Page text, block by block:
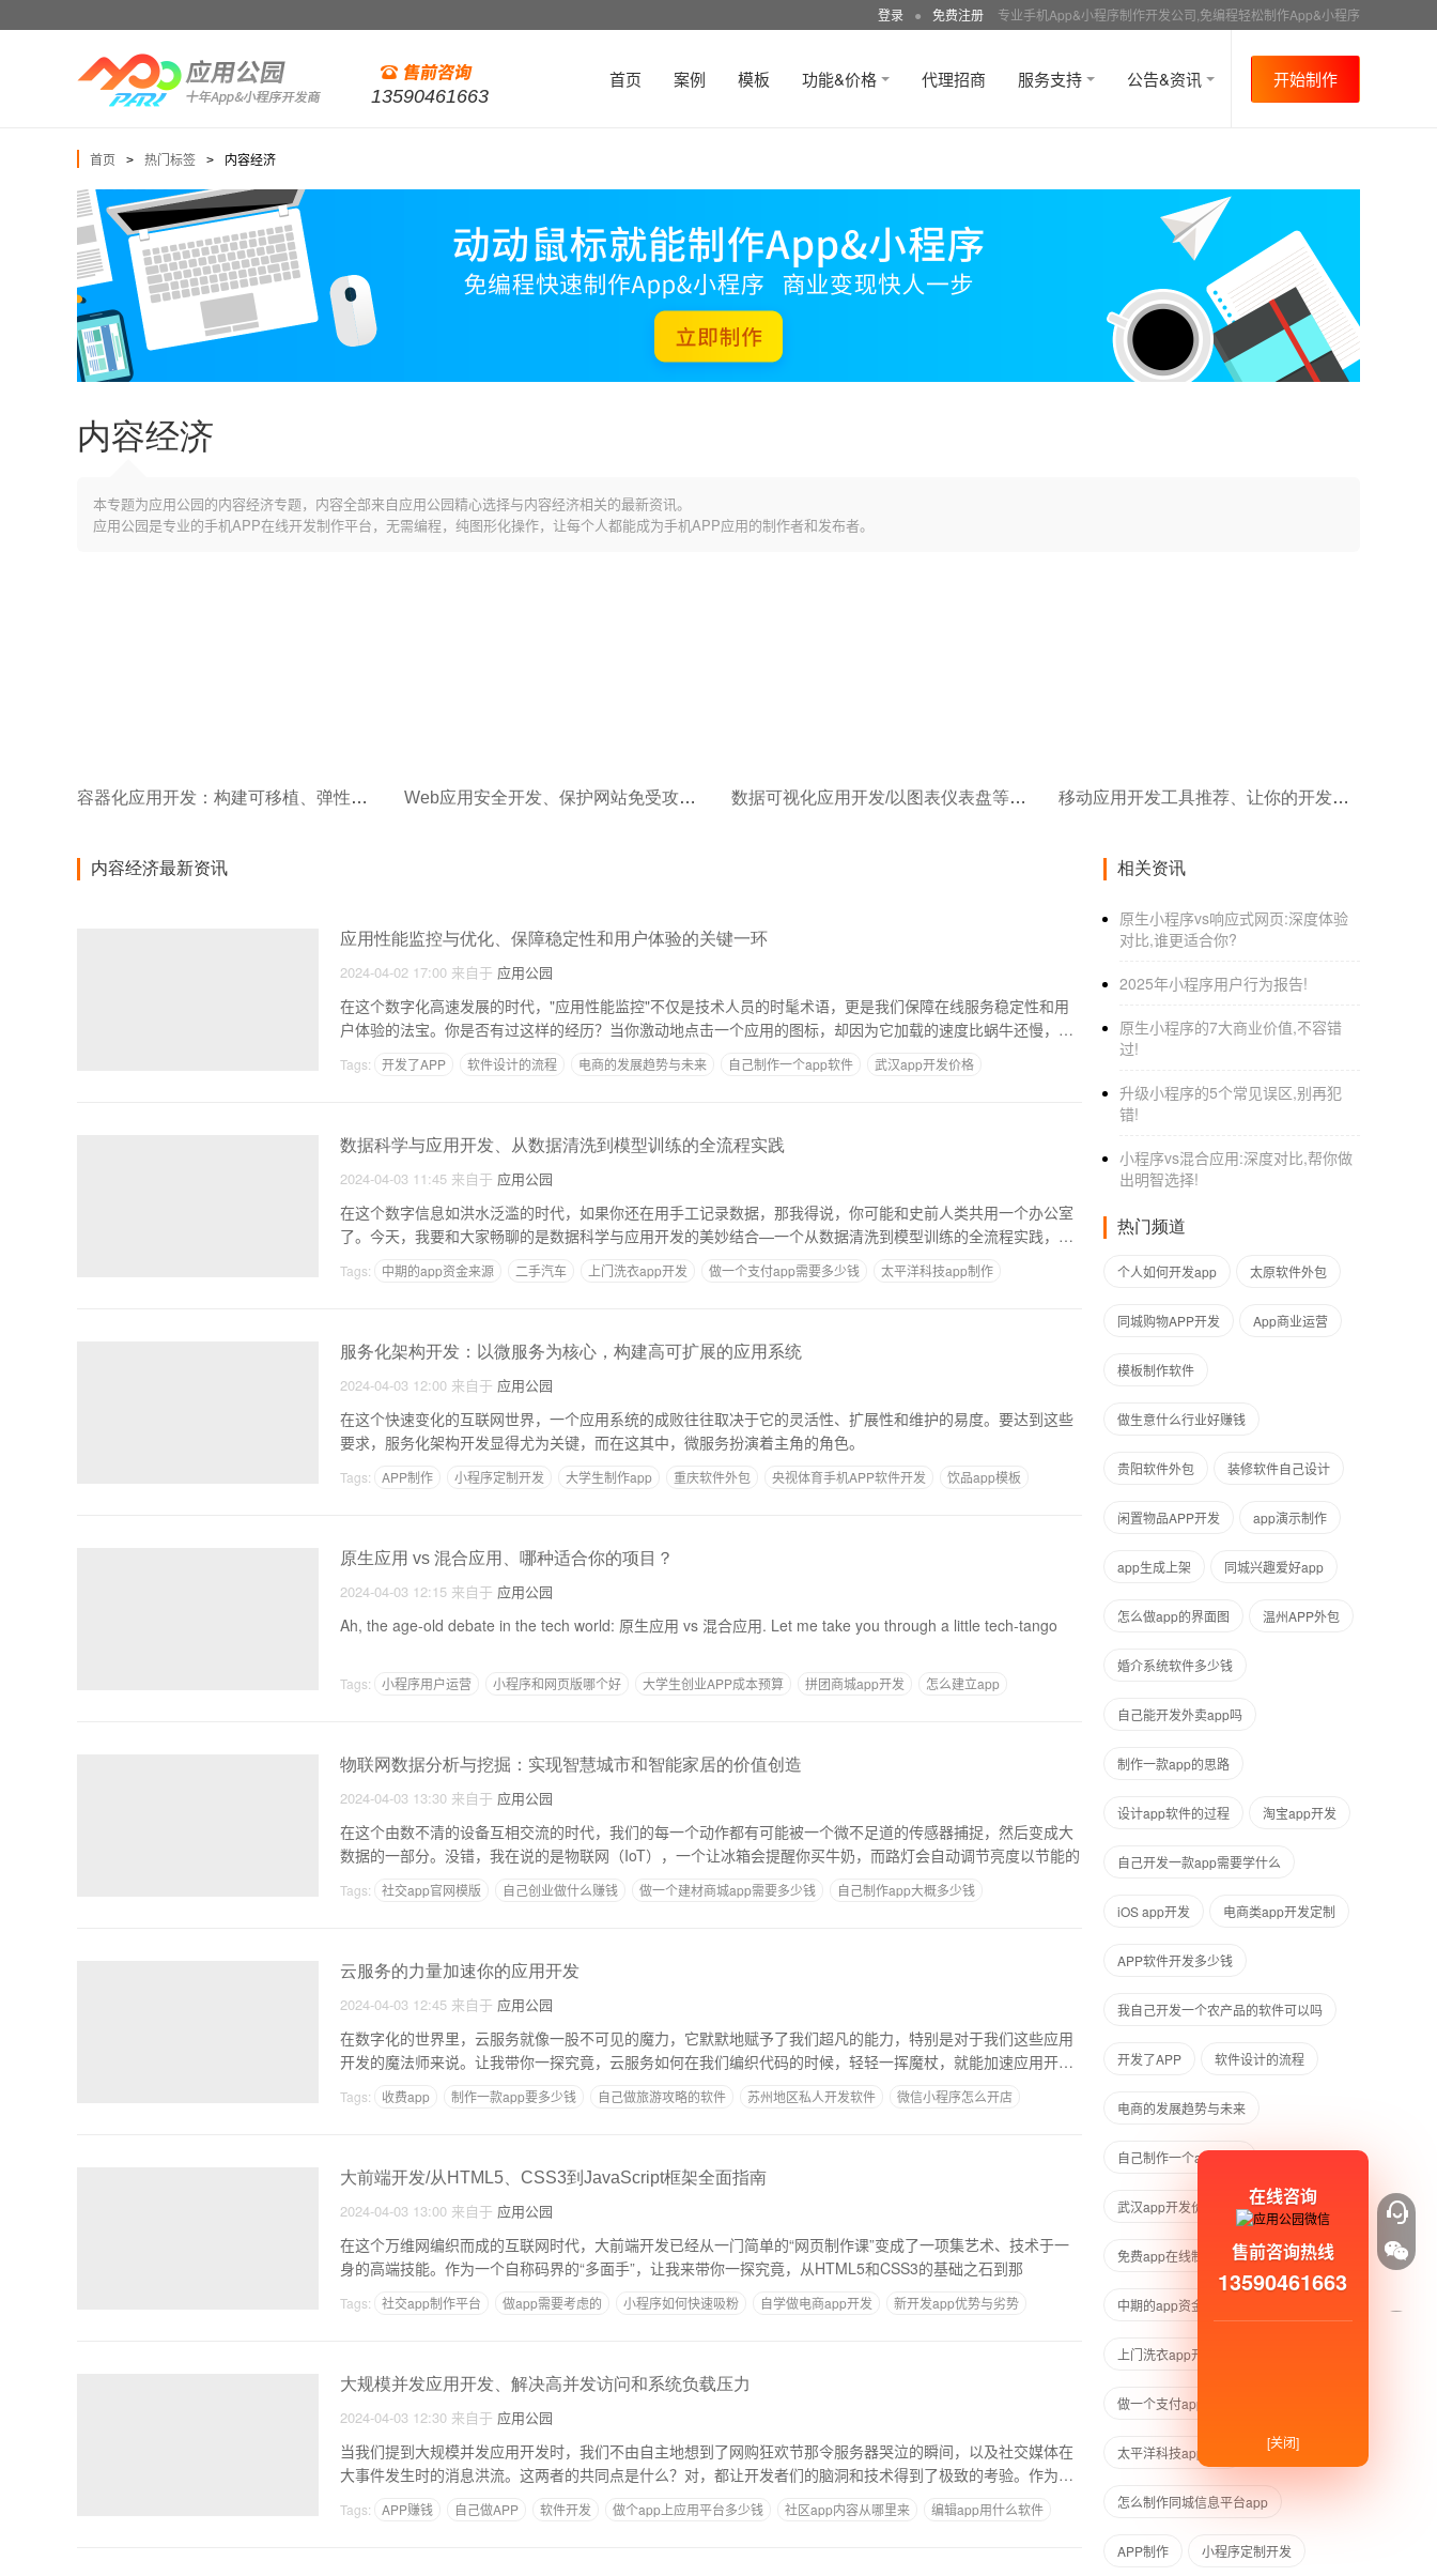
登录 ● 免费注册 专业手机App&小程序制作开发公司,免编程轻松制作App&小程序
13590461663
首页 案例 模板 功能&价格 代理招商 服务支持 公告&资讯 开始制作
首页 > 热门标签 > 内容经济
内容经济
本专题为应用公园的内容经济专题，内容全部来自应用公园精心选择与内容经济相关的最新资讯。
应用公园是专业的手机APP在线开发制作平台，无需编程，纯图形化操作，让每个人都能成为手机APP应用的制作者和发布者。
容器化应用开发：构建可移植、弹性伸缩的应用架构 Web应用安全开发、保护网站免受攻击的关键措施 数据可视化应用开发/以图表仪表盘等形式展示数据洞察 移动应用开发工具推荐、让你的开发更高效、更便捷
内容经济最新资讯
应用性能监控与优化、保障稳定性和用户体验的关键一环
2024-04-02 17:00 来自于 应用公园
在这个数字化高速发展的时代，"应用性能监控"不仅是技术人员的时髦术语，更是我们保障在线服务稳定性和用
户体验的法宝。你是否有过这样的经历？当你激动地点击一个应用的图标，却因为它加载的速度比蜗牛还慢，而
Tags: 开发了APP 软件设计的流程 电商的发展趋势与未来 自己制作一个app软件
武汉app开发价格
数据科学与应用开发、从数据清洗到模型训练的全流程实践
2024-04-03 11:45 来自于 应用公园
在这个数字信息如洪水泛滥的时代，如果你还在用手工记录数据，那我得说，你可能和史前人类共用一个办公室
了。今天，我要和大家畅聊的是数据科学与应用开发的美妙结合—一个从数据清洗到模型训练的全流程实践，这
Tags: 中期的app资金来源 二手汽车 上门洗衣app开发 做一个支付app需要多少钱
太平洋科技app制作
服务化架构开发：以微服务为核心，构建高可扩展的应用系统
2024-04-03 12:00 来自于 应用公园
在这个快速变化的互联网世界，一个应用系统的成败往往取决于它的灵活性、扩展性和维护的易度。要达到这些
要求，服务化架构开发显得尤为关键，而在这其中，微服务扮演着主角的角色。
Tags: APP制作 小程序定制开发 大学生制作app 重庆软件外包 央视体育手机APP软件开发 饮品app模板
原生应用 vs 混合应用、哪种适合你的项目？
2024-04-03 12:15 来自于 应用公园
Ah, the age-old debate in the tech world: 原生应用 vs 混合应用. Let me take you through a little tech-tango
Tags: 小程序用户运营 小程序和网页版哪个好 大学生创业APP成本预算 拼团商城app开发
怎么建立app
物联网数据分析与挖掘：实现智慧城市和智能家居的价值创造
2024-04-03 13:30 来自于 应用公园
在这个由数不清的设备互相交流的时代，我们的每一个动作都有可能被一个微不足道的传感器捕捉，然后变成大
数据的一部分。没错，我在说的是物联网（IoT），一个让冰箱会提醒你买牛奶，而路灯会自动调节亮度以节能的
Tags: 社交app官网模版 自己创业做什么赚钱 做一个建材商城app需要多少钱
自己制作app大概多少钱
云服务的力量加速你的应用开发
2024-04-03 12:45 来自于 应用公园
在数字化的世界里，云服务就像一股不可见的魔力，它默默地赋予了我们超凡的能力，特别是对于我们这些应用
开发的魔法师来说。让我带你一探究竟，云服务如何在我们编织代码的时候，轻轻一挥魔杖，就能加速应用开发
Tags: 收费app 制作一款app要多少钱 自己做旅游攻略的软件 苏州地区私人开发软件
微信小程序怎么开店
大前端开发/从HTML5、CSS3到JavaScript框架全面指南
2024-04-03 13:00 来自于 应用公园
在这个万维网编织而成的互联网时代，大前端开发已经从一门简单的“网页制作课”变成了一项集艺术、技术于一
身的高端技能。作为一个自称码界的“多面手”，让我来带你一探究竟，从HTML5和CSS3的基础之石到那
Tags: 社交app制作平台 做app需要考虑的 小程序如何快速吸粉 自学做电商app开发
新开发app优势与劣势
大规模并发应用开发、解决高并发访问和系统负载压力
2024-04-03 12:30 来自于 应用公园
当我们提到大规模并发应用开发时，我们不由自主地想到了网购狂欢节那令服务器哭泣的瞬间，以及社交媒体在
大事件发生时的消息洪流。这两者的共同点是什么？对，都让开发者们的脑洞和技术得到了极致的考验。作为一
Tags: APP赚钱 自己做APP 软件开发 做个app上应用平台多少钱 社区app内容从哪里来 编辑app用什么软件
相关资讯
原生小程序vs响应式网页:深度体验
对比,谁更适合你?
2025年小程序用户行为报告!
原生小程序的7大商业价值,不容错
过!
升级小程序的5个常见误区,别再犯
错!
小程序vs混合应用:深度对比,帮你做
出明智选择!
热门频道
个人如何开发app 太原软件外包
同城购物APP开发 App商业运营
模板制作软件
做生意什么行业好赚钱
贵阳软件外包 装修软件自己设计
闲置物品APP开发 app演示制作
app生成上架 同城兴趣爱好app
怎么做app的界面图 温州APP外包
婚介系统软件多少钱
自己能开发外卖app吗
制作一款app的思路
设计app软件的过程 淘宝app开发
自己开发一款app需要学什么
iOS app开发 电商类app开发定制
APP软件开发多少钱
我自己开发一个农产品的软件可以吗
开发了APP 软件设计的流程
电商的发展趋势与未来
自己制作一个app软件
武汉app开发价格
免费app在线制作
中期的app资金来源
上门洗衣app开发
做一个支付app需要多少钱
太平洋科技app制作
怎么制作同城信息平台app
APP制作 小程序定制开发
在线咨询
售前咨询热线
13590461663
[关闭]